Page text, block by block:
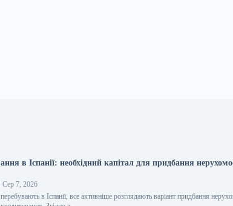
в Іспанії: необхідний капітал для придбання
Сер 7, 2026
в Іспанії, все активніше розглядають варіант придбання